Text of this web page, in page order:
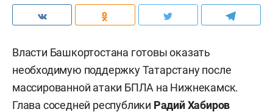
Власти Башкортостана готовы оказать
необходимую поддержку Татарстану после
массированной атаки БПЛА на Нижнекамск.
Глава соседней республики Радий Хабиров